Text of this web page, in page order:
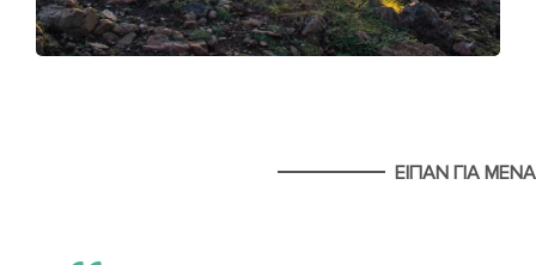
ΕΙΠΑΝ ΓΙΑ ΜΕΝΑ